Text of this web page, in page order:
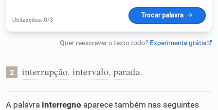
Detector de IA
Humanizador de IA
Cata-letras
2 interrupção, intervalo, parada.
A palavra interregno aparece também nas seguintes